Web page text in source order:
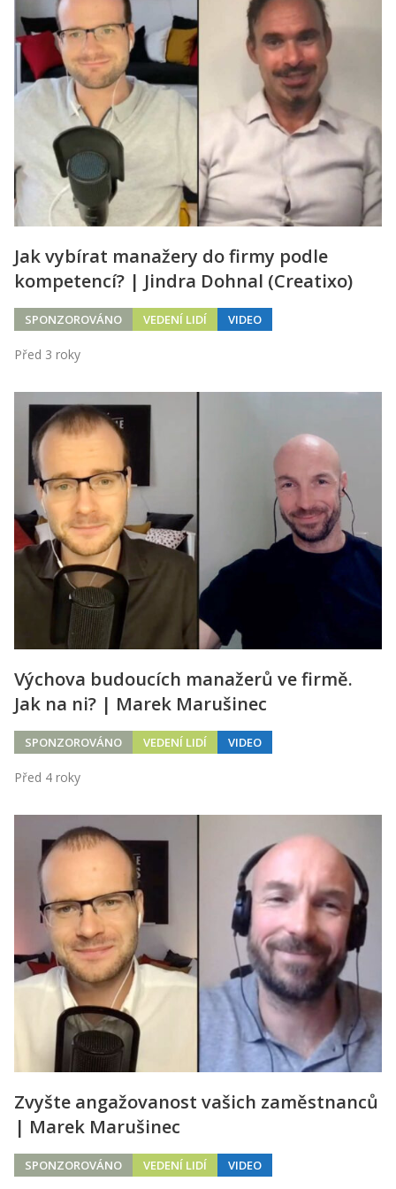
Jak vybírat manažery do firmy podle
kompetencí? | Jindra Dohnal (Creatixo)
SPONZOROVÁNO VEDENÍ LIDÍ VIDEO
Před 3 roky
Výchova budoucích manažerů ve firmě.
Jak na ni? | Marek Marušinec
SPONZOROVÁNO VEDENÍ LIDÍ VIDEO
Před 4 roky
Zvyšte angažovanost vašich zaměstnanců
| Marek Marušinec
SPONZOROVÁNO VEDENÍ LIDÍ VIDEO